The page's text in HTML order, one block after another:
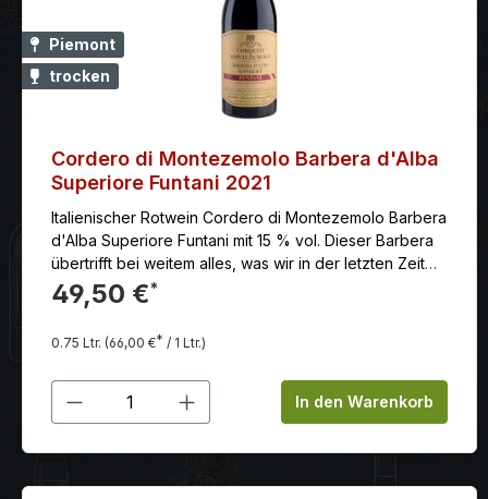
Piemont
trocken
Cordero di Montezemolo Barbera d'Alba
Superiore Funtani 2021
Italienischer Rotwein Cordero di Montezemolo Barbera
d'Alba Superiore Funtani mit 15 % vol. Dieser Barbera
übertrifft bei weitem alles, was wir in der letzten Zeit
verkostet haben. Intensiv, komplex, großartig
eingebundenes Tannin und ein unbeschreiblich
vollfruchtiger Geschmack nach Kirschen, Schokolade
und Lakritze. Ohne Zweifel einer der ganz großen
Weine aus dem Piemont.
49,50 €*
0.75 Ltr. (66,00 €* / 1 Ltr.)
Produkt Anzahl: Gib denIn den Warenkorb